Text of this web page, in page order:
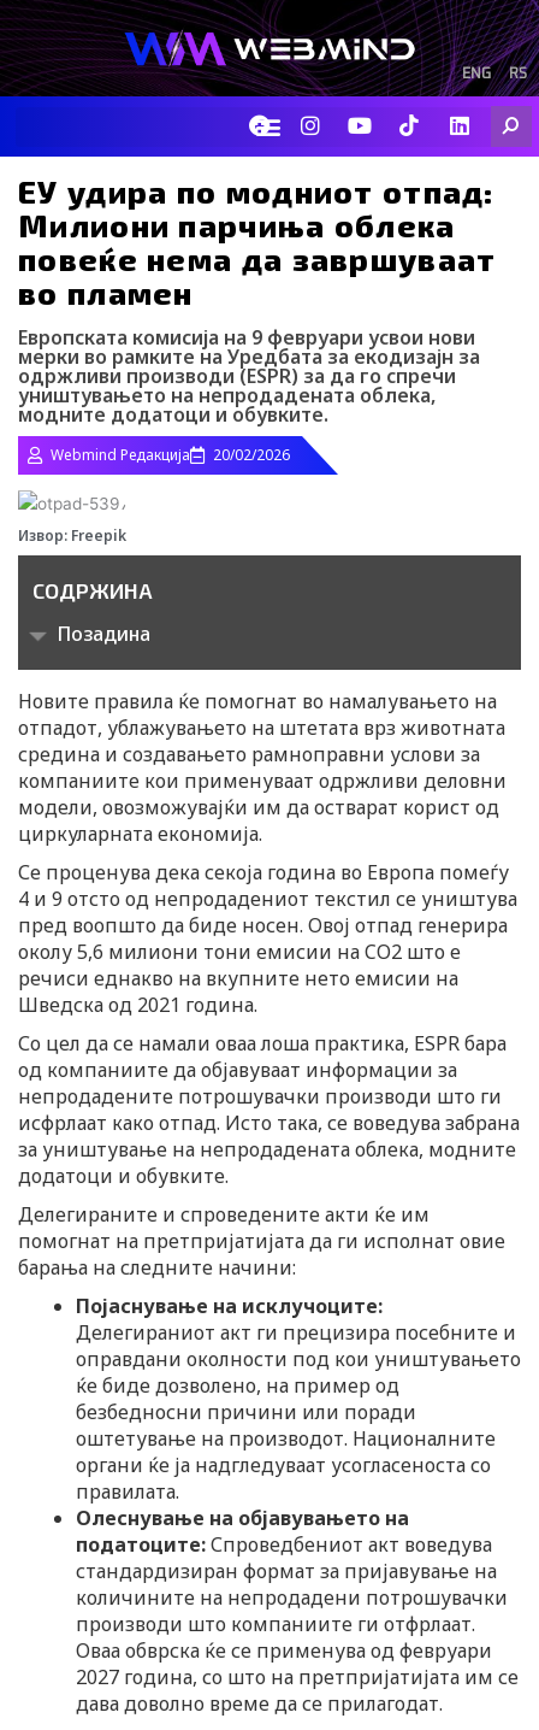
Skip
to
content
RS
ENG
F
a
c
b
o
o
k
I
n
s
a
g
r
a
Y
o
u
u
b
e
I
c
o
t
i
k
-
k
t
o
k
L
i
n
e
n
ЕУ удира по модниот отпад:
Милиони парчиња облека
повеќе нема да завршуваат
во пламен
Европската комисија на 9 февруари усвои нови
мерки во рамките на Уредбата за екодизајн за
одржливи производи (ESPR) за да го спречи
уништувањето на непродадената облека,
модните додатоци и обувките.
Webmind Редакција 20/02/2026
Извор: Freepik
СОДРЖИНА
Позадина
Новите правила ќе помогнат во намалувањето на
отпадот, ублажувањето на штетата врз животната
средина и создавањето рамноправни услови за
компаниите кои применуваат одржливи деловни
модели, овозможувајќи им да остварат корист од
циркуларната економија.
Се проценува дека секоја година во Европа помеѓу
4 и 9 отсто од непродадениот текстил се уништува
пред воопшто да биде носен. Овој отпад генерира
околу 5,6 милиони тони емисии на CO2 што е
речиси еднакво на вкупните нето емисии на
Шведска од 2021 година.
Со цел да се намали оваа лоша практика, ESPR бара
од компаниите да објавуваат информации за
непродадените потрошувачки производи што ги
исфрлаат како отпад. Исто така, се воведува забрана
за уништување на непродадената облека, модните
додатоци и обувките.
Делегираните и спроведените акти ќе им
помогнат на претпријатијата да ги исполнат овие
барања на следните начини:
Појаснување на исклучоците:
Делегираниот акт ги прецизира посебните и
оправдани околности под кои уништувањето
ќе биде дозволено, на пример од
безбедносни причини или поради
оштетување на производот. Националните
органи ќе ја надгледуваат усогласеноста со
правилата.
Олеснување на објавувањето на
податоците:Спроведбениот акт воведува
стандардизиран формат за пријавување на
количините на непродадени потрошувачки
производи што компаниите ги отфрлаат.
Оваа обврска ќе се применува од февруари
2027 година, со што на претпријатијата им се
дава доволно време да се прилагодат.